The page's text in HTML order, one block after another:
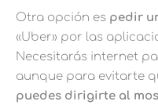
Otra opción es pedir
«Uber» por las
Necesitarás internet
aunque para evitarte
puedes dirigirte al